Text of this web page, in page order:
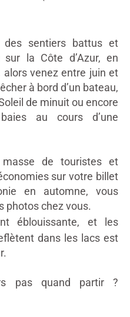
des sentiers battus et
sur la Côte d’Azur, en
alors venez entre juin et
à bord d’un bateau,
de minuit ou encore
au cours d’une
de touristes et
sur votre billet
en automne, vous
photos chez vous.
éblouissante, et les
dans les lacs est
pas quand partir ?